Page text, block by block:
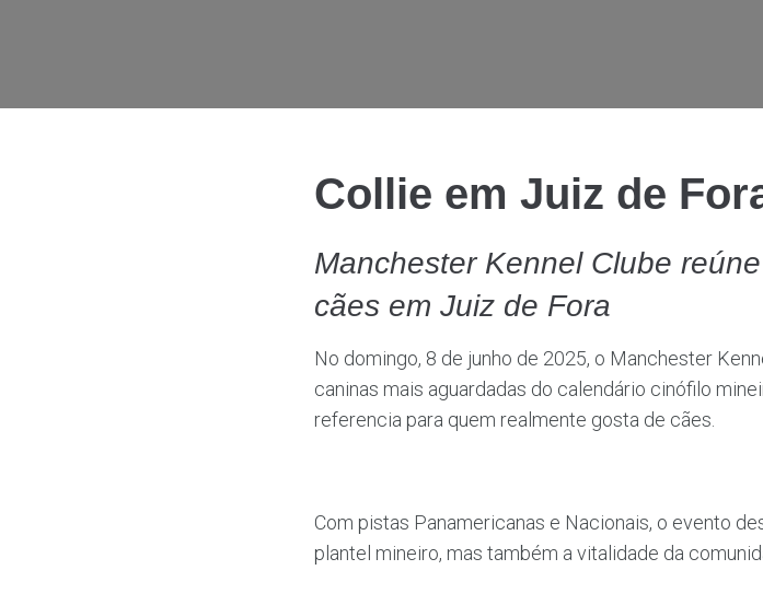
Collie em Juiz de
Manchester Kennel Clube
cães em Juiz de Fora
No domingo, 8 de junho de 2025, o Manchester
caninas mais aguardadas do calendário cinófilo
referencia para quem realmente gosta de cães.
Com pistas Panamericanas e Nacionais, o evento
plantel mineiro, mas também a vitalidade da